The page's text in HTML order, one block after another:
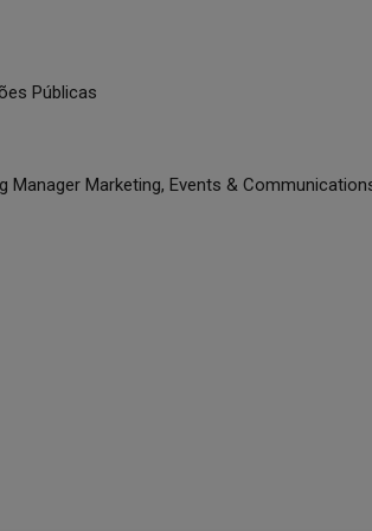
Públicas
Manager Marketing, Events &